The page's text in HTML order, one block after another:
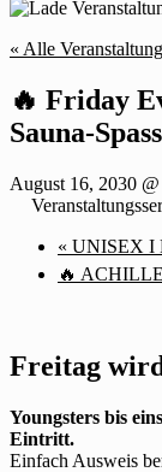
« Alle
🔥 Friday
Sauna-Spass
August 16, 2030
« UNISEX I
🔥
Freitag
Youngsters bis
Eintritt.
Einfach Ausweis